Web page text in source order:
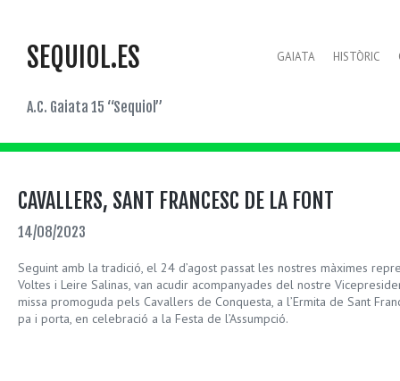
SEQUIOL.ES
A.C. Gaiata 15 “Sequiol”
GAIATA HISTÒRIC
CAVALLERS, SANT FRANCESC DE LA FONT
14/08/2023
Seguint amb la tradició, el 24 d’agost passat les nostres màximes
Voltes i Leire Salinas, van acudir acompanyades del nostre
missa promoguda pels Cavallers de Conquesta, a l’Ermita de Sant
pa i porta, en celebració a la Festa de l’Assumpció.